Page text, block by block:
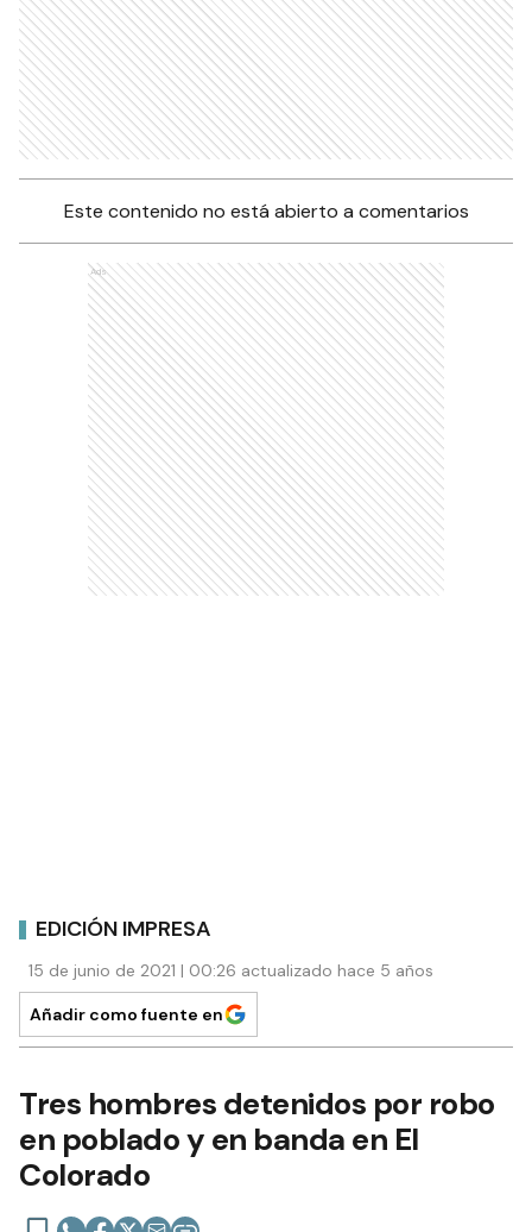
Este contenido no está abierto a comentarios
Ads
EDICIÓN IMPRESA
15 de junio de 2021 | 00:26 actualizado hace 5 años
Añadir como fuente en
Tres hombres detenidos por robo
en poblado y en banda en El
Colorado